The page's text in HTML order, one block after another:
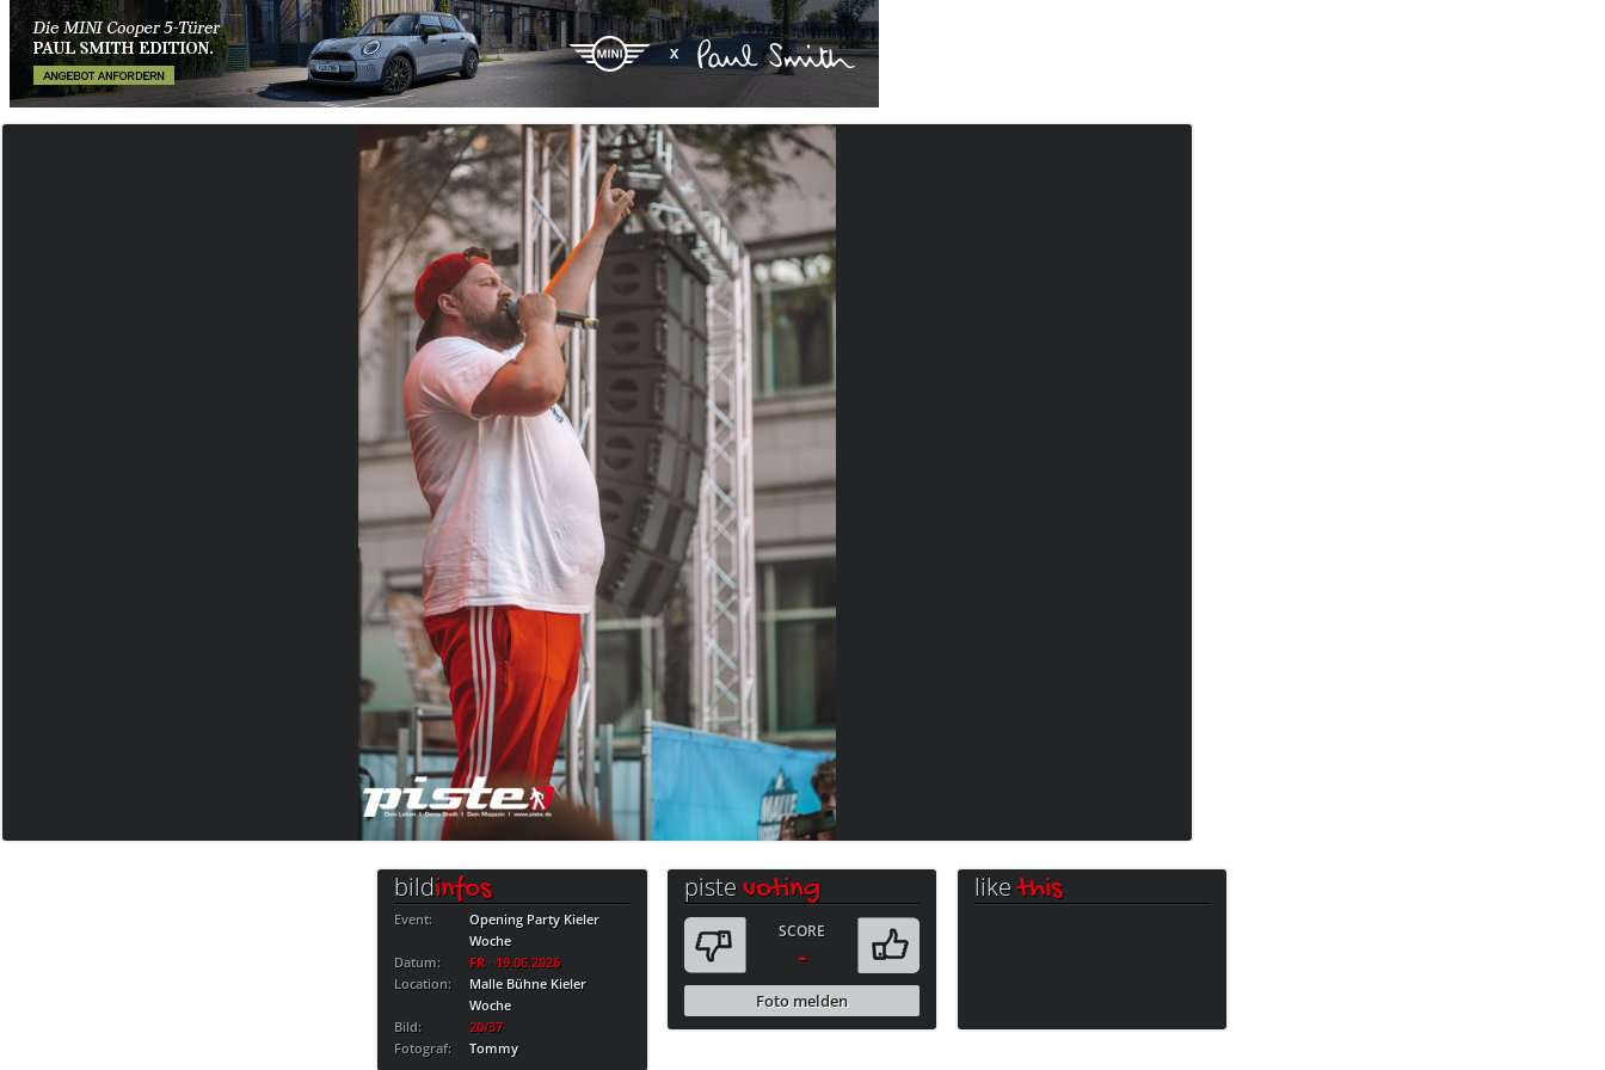
bildinfos
Event:
Opening Party Kieler
Woche
Datum:
FR · 19.06.2026
Location:
Malle Bühne Kieler
Woche
Bild:
20/37
Fotograf:
Tommy
pistevoting
SCORE
-
Foto melden
likethis